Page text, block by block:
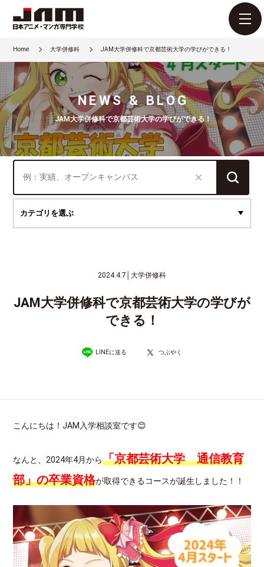
Home 大学併修科 JAM大学併修科で京都芸術大学の学びができる！
NEWS & BLOG
JAM大学併修科で京都芸術大学の学びができる！
2024.4.7 大学併修科
JAM大学併修科で京都芸術大学の学びが
できる！
LINEに送る つぶやく
こんにちは！JAM入学相談室です😊
なんと、2024年4月から「京都芸術大学 通信教育
部」の卒業資格が取得できるコースが誕生しました！！